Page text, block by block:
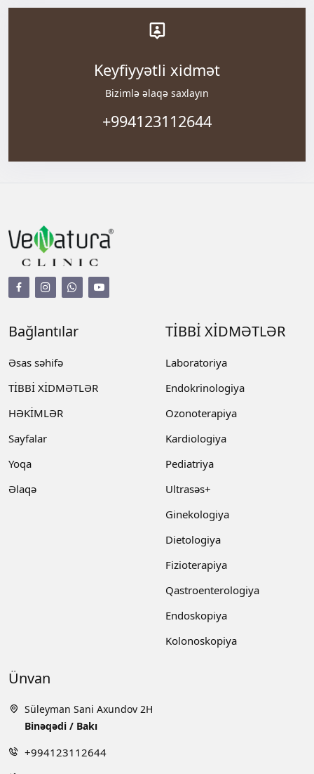
Keyfiyyətli xidmət
Bizimlə əlaqə saxlayın
+994123112644
Bağlantılar
Əsas səhifə
TİBBİ XİDMƏTLƏR
HƏKİMLƏR
Sayfalar
Yoqa
Əlaqə
TİBBİ XİDMƏTLƏR
Laboratoriya
Endokrinologiya
Ozonoterapiya
Kardiologiya
Pediatriya
Ultrasəs+
Ginekologiya
Dietologiya
Fizioterapiya
Qastroenterologiya
Endoskopiya
Kolonoskopiya
Ünvan
Süleyman Sani Axundov 2H
Binəqədi / Bakı
+994123112644